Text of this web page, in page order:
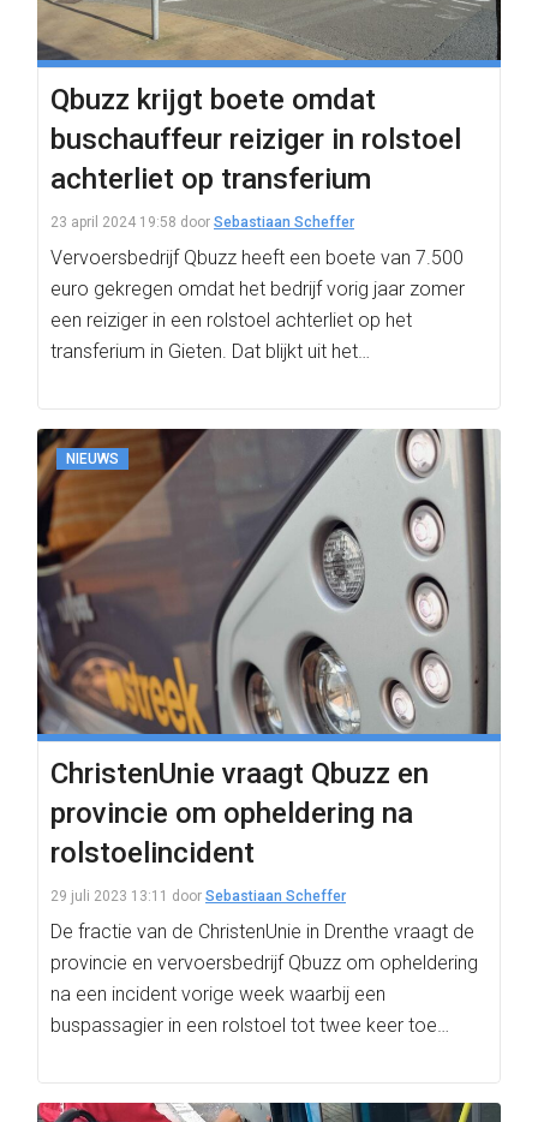
Qbuzz krijgt boete omdat
buschauffeur reiziger in rolstoel
achterliet op transferium
23 april 2024 19:58 door Sebastiaan Scheffer
Vervoersbedrijf Qbuzz heeft een boete van 7.500
euro gekregen omdat het bedrijf vorig jaar zomer
een reiziger in een rolstoel achterliet op het
transferium in Gieten. Dat blijkt uit het…
NIEUWS
ChristenUnie vraagt Qbuzz en
provincie om opheldering na
rolstoelincident
29 juli 2023 13:11 door Sebastiaan Scheffer
De fractie van de ChristenUnie in Drenthe vraagt de
provincie en vervoersbedrijf Qbuzz om opheldering
na een incident vorige week waarbij een
buspassagier in een rolstoel tot twee keer toe…